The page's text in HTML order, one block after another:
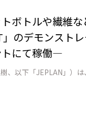
ボトルや繊維
のデモンスト
トにて稼働―